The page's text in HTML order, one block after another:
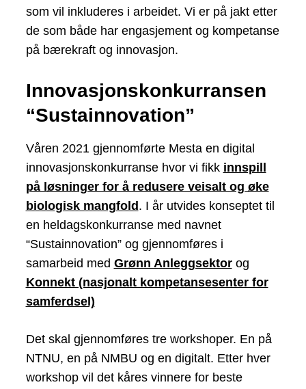
som vil inkluderes i arbeidet. Vi er på jakt etter
de som både har engasjement og kompetanse
på bærekraft og innovasjon.
Innovasjonskonkurransen
“Sustainnovation”
Våren 2021 gjennomførte Mesta en digital
innovasjonskonkurranse hvor vi fikk innspill
på løsninger for å redusere veisalt og øke
biologisk mangfold. I år utvides konseptet til
en heldagskonkurranse med navnet
“Sustainnovation” og gjennomføres i
samarbeid med Grønn Anleggsektorog
Konnekt (nasjonalt kompetansesenter for
samferdsel)
Det skal gjennomføres tre workshoper. En på
NTNU, en på NMBU og en digitalt. Etter hver
workshop vil det kåres vinnere for beste